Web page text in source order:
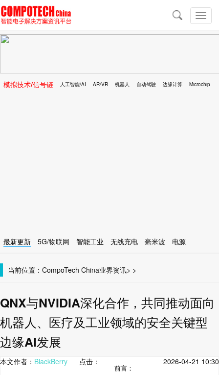
切
换
导
导
航
模拟技术/信号链 人工智能/AI AR/VR 机器人 自动驾驶 边缘计算 Microchip
最新更新 5G/物联网 智能工业 无线充电 毫米波
电源
当前位置： CompoTech China >
业界资讯 >
QNX与NVIDIA深化合作，共同推动面向
机器人、医疗及工业领域的安全关键型
边缘AI发展
本文作者： BlackBerry 点击： 2026-04-21 10:30
前言：